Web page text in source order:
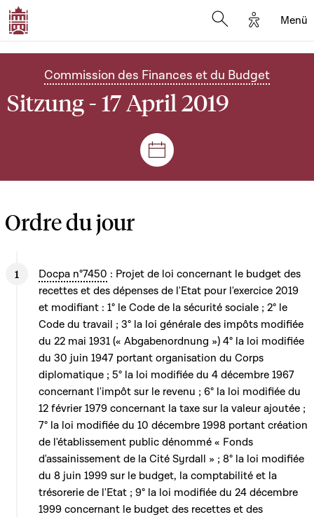
Options
Menü
Commission des Finances et du Budget
Sitzung - 17 April 2019
Plenar- und
Ordre du jour
Docpa n°7450 : Projet de loi concernant le budget des
recettes et des dépenses de l'Etat pour l'exercice 2019
et modifiant : 1° le Code de la sécurité sociale ; 2° le
Code du travail ; 3° la loi générale des impôts modifiée
du 22 mai 1931 (« Abgabenordnung ») 4° la loi modifiée
du 30 juin 1947 portant organisation du Corps
diplomatique ; 5° la loi modifiée du 4 décembre 1967
concernant l'impôt sur le revenu ; 6° la loi modifiée du
12 février 1979 concernant la taxe sur la valeur ajoutée ;
7° la loi modifiée du 10 décembre 1998 portant création
de l'établissement public dénommé « Fonds
d'assainissement de la Cité Syrdall » ; 8° la loi modifiée
du 8 juin 1999 sur le budget, la comptabilité et la
trésorerie de l'Etat ; 9° la loi modifiée du 24 décembre
1999 concernant le budget des recettes et des